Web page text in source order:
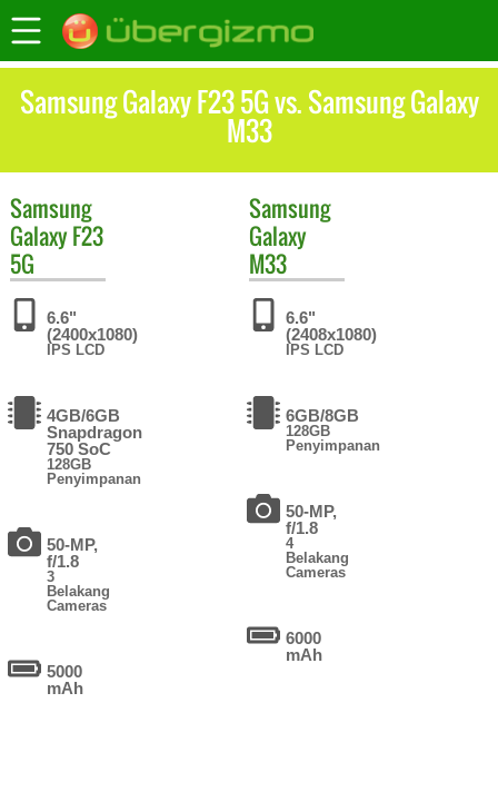
Samsung Galaxy F23 5G vs. Samsung Galaxy
M33
Samsung
Galaxy F23
5G
6.6"
(2400x1080)
IPS LCD
4GB/6GB
Snapdragon
750 SoC
128GB
Penyimpanan
50-MP,
f/1.8
3
Belakang
Cameras
5000
mAh
Samsung
Galaxy
M33
6.6"
(2408x1080)
IPS LCD
6GB/8GB
128GB
Penyimpanan
50-MP,
f/1.8
4
Belakang
Cameras
6000
mAh